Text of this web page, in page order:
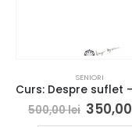
SENIORI
500,00lei 350,00